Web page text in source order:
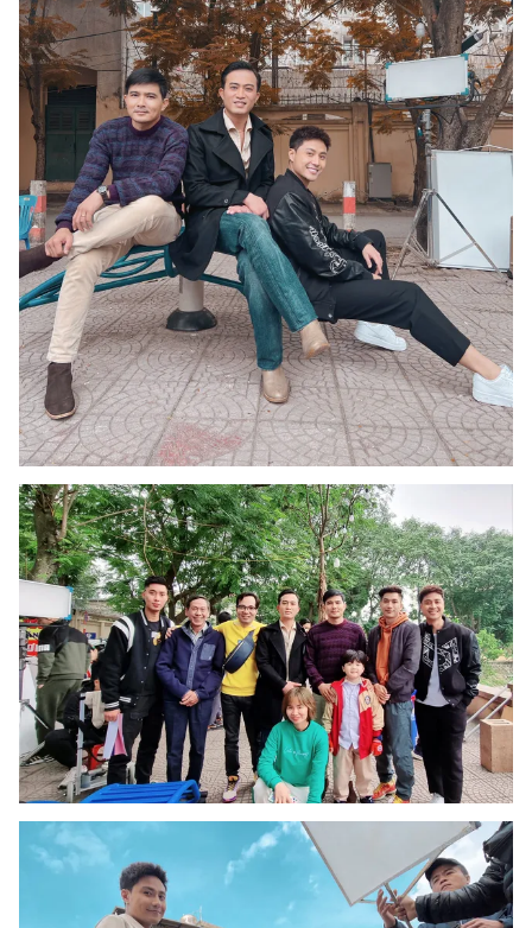
Emagazine Podcast
Photo Infographic
Video Shorts video
VTV Money VTV Thể thao
VTV Sức khoẻ Bất động sản
Thị trường 24h Tấm lòng Việt
VTV4 Vươn mình bằng AI
VTV9 VTV8
Liên hệ tòa soạn English
THỜI BÁO VTV
Theo dõi báo trên
Cơ quan chủ quản:
Đài Truyền hình Việt Nam
Cơ quan báo chí:Thời báo VTV